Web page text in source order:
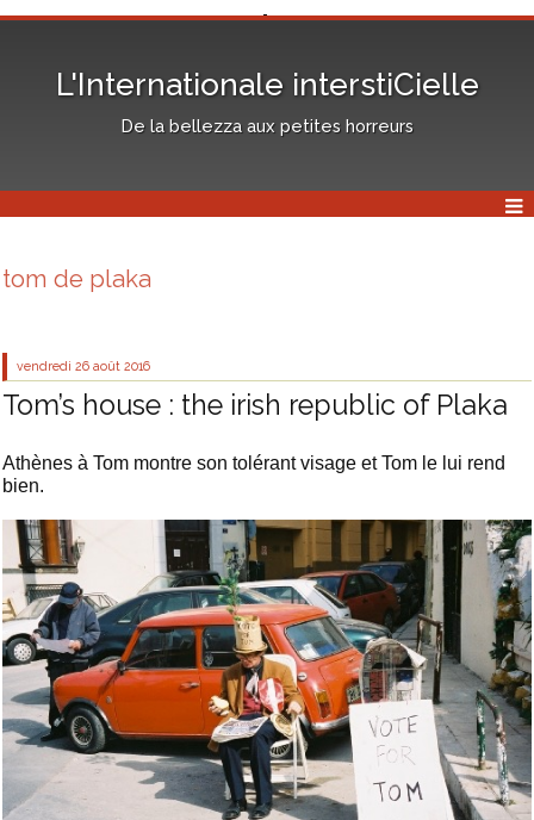
L'Internationale interstiCielle
De la bellezza aux petites horreurs
tom de plaka
vendredi 26 août 2016
Tom’s house : the irish republic of Plaka
Athènes à Tom montre son tolérant visage et Tom le lui rend
bien.